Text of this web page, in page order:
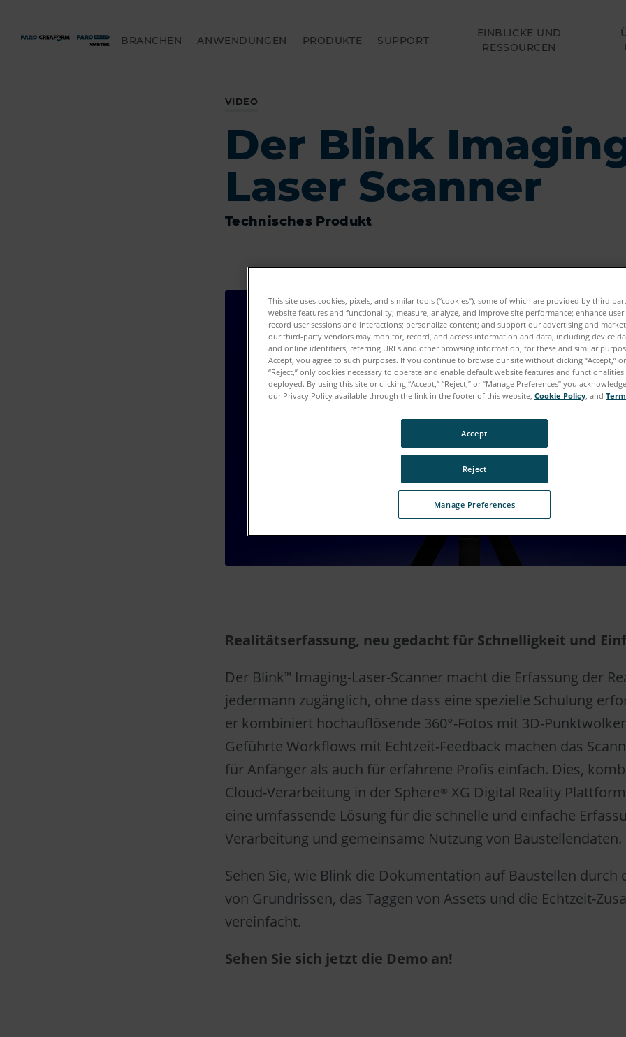
BRANCHEN ANWENDUNGEN PRODUKTE SUPPORT
EINBLICKE UND
RESSOURCEN
VIDEO
Der Blink
Laser Scanner
Technisches Produkt
Realitätserfassung, neu gedacht für Schnelligkeit und
Der Blink™ Imaging-Laser-Scanner macht die Erfassung der
jedermann zugänglich, ohne dass eine spezielle Schulung
er kombiniert hochauflösende 360°-Fotos mit 3D-
Geführte Workflows mit Echtzeit-Feedback machen das
für Anfänger als auch für erfahrene Profis einfach. Dies,
Cloud-Verarbeitung in der Sphere® XG Digital Reality
eine umfassende Lösung für die schnelle und einfache
Verarbeitung und gemeinsame Nutzung von Baustellendaten.
Sehen Sie, wie Blink die Dokumentation auf Baustellen durch
von Grundrissen, das Taggen von Assets und die Echtzeit-
vereinfacht.
Sehen Sie sich jetzt die Demo an!
This site uses cookies, pixels, and similar tools (“cookies”), some of which are provided by third
website features and functionality; measure, analyze, and improve site performance; enhance user
record user sessions and interactions; personalize content; and support our advertising and
our third-party vendors may monitor, record, and access information and data, including device
and online identifiers, referring URLs and other browsing information, for these and similar
Accept, you agree to such purposes. If you continue to browse our site without clicking “Accept,”
“Reject,” only cookies necessary to operate and enable default website features and
deployed. By using this site or clicking “Accept,” “Reject,” or “Manage Preferences” you
our Privacy Policy available through the link in the footer of this website, Cookie Policy, and
Manage Preferences
Reject
Accept